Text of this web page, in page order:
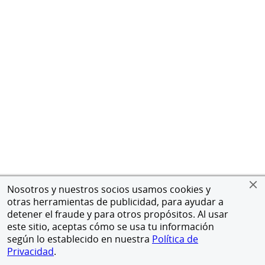
Nosotros y nuestros socios usamos cookies y
otras herramientas de publicidad, para ayudar a
detener el fraude y para otros propósitos. Al usar
este sitio, aceptas cómo se usa tu información
según lo establecido en nuestra Política de
Privacidad.